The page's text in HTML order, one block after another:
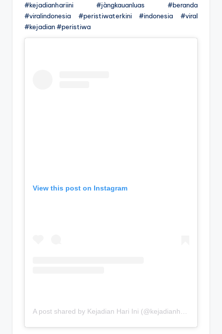
#kejadianhariini #jàngkauanluas #beranda
#viralindonesia #peristiwaterkini #indonesia #viral
#kejadian #peristiwa
View this post on Instagram